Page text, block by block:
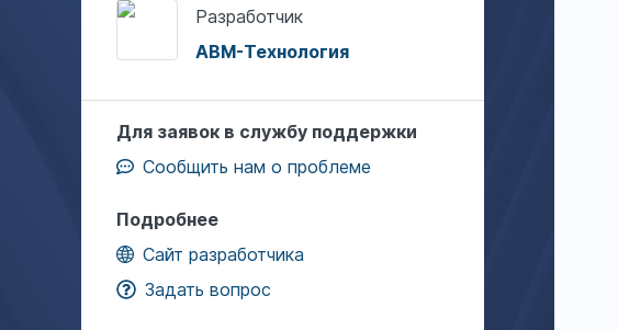
Разработчик
АВМ-Технология
Для заявок в службу поддержки
Сообщить нам о проблеме
Подробнее
Сайт разработчика
Задать вопрос